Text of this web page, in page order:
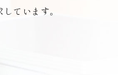
ています。